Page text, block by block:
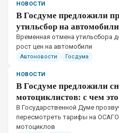
НОВОСТИ
В Госдуме предложили
утильсбор на
Временная отмена утильсбора
рост цен на автомобили
Автоновости Госдума
НОВОСТИ
В Госдуме предложили
мотоциклистов: с чем
В Государственной Думе
пересмотреть тарифы на
мотоциклов